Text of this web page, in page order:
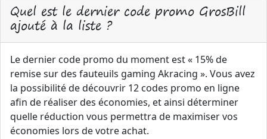
Quel est le dernier code promo GrosBill
ajouté à la liste ?
Le dernier code promo du moment est « 15% de
remise sur des fauteuils gaming Akracing ». Vous avez
la possibilité de découvrir 12 codes promo en ligne
afin de réaliser des économies, et ainsi déterminer
quelle réduction vous permettra de maximiser vos
économies lors de votre achat.